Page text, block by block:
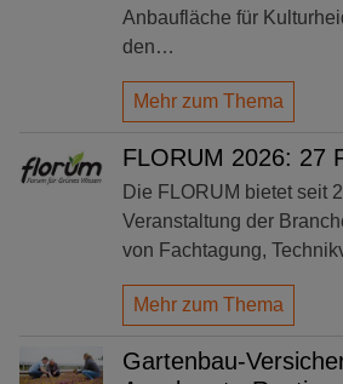
Anbaufläche für
den…
Mehr zum Thema
FLORUM 2026: 27
Die FLORUM bietet seit
Veranstaltung der
von Fachtagung,
Mehr zum Thema
Gartenbau-